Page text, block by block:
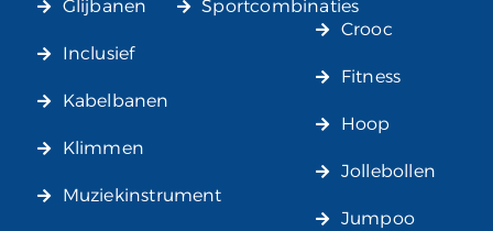
Glijbanen
Inclusief
Kabelbanen
Klimmen
Muziekinstrument
Sportcombinaties
Crooc
Fitness
Hoop
Jollebollen
Jumpoo